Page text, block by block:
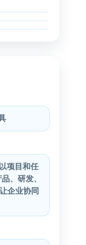
致
，支持脚
、
项目和任
、研发、
企业协同